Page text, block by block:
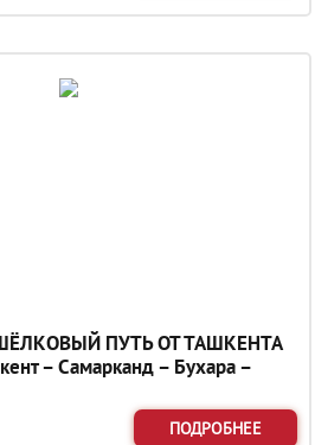
ПУТЬ ОТ ТАШКЕНТА
– Самарканд – Бухара –
ПОДРОБНЕЕ